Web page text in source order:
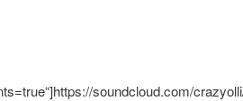
soundcloud.com/